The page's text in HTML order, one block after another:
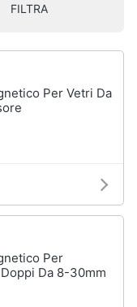
FILTRA
Per Vetri Da
Per
Da 8-30mm